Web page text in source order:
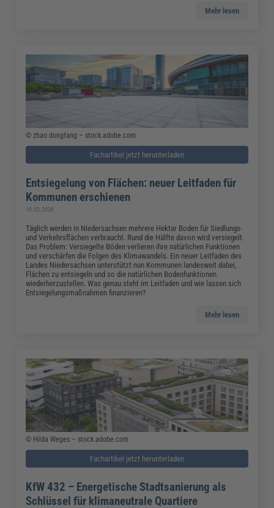
Mehr lesen
© zhao dongfang – stock.adobe.com
Fachartikel jetzt herunterladen
Entsiegelung von Flächen: neuer Leitfaden für
Kommunen erschienen
10.02.2026
Täglich werden in Niedersachsen mehrere Hektar Boden für Siedlungs-
und Verkehrsflächen verbraucht. Rund die Hälfte davon wird versiegelt.
Das Problem: Versiegelte Böden verlieren ihre natürlichen Funktionen
und verschärfen die Folgen des Klimawandels. Ein neuer Leitfaden des
Landes Niedersachsen unterstützt nun Kommunen landesweit dabei,
Flächen zu entsiegeln und so die natürlichen Bodenfunktionen
wiederherzustellen. Was genau steht im Leitfaden und wie lassen sich
Entsiegelungsmaßnahmen finanzieren?
Mehr lesen
© Hilda Weges – stock.adobe.com
Fachartikel jetzt herunterladen
KfW 432 – Energetische Stadtsanierung als
Schlüssel für klimaneutrale Quartiere